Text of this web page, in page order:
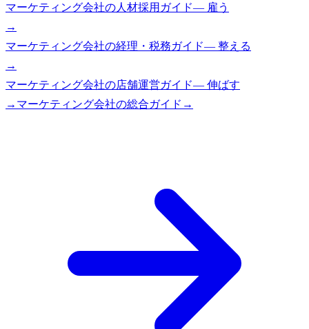
マーケティング会社の人材採用ガイド— 雇う
→
マーケティング会社の経理・税務ガイド— 整える
→
マーケティング会社の店舗運営ガイド— 伸ばす
→ マーケティング会社の総合ガイド →